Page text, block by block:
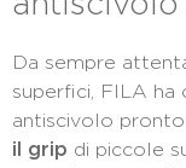
Da sempre
superfici, FILA ha
antiscivolo
il grip di piccole